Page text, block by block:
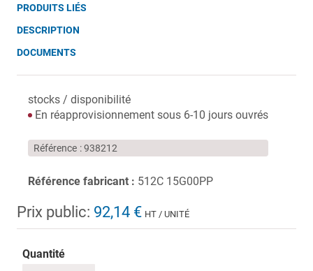
PRODUITS LIÉS
DESCRIPTION
DOCUMENTS
stocks / disponibilité
En réapprovisionnement sous 6-10 jours ouvrés
Référence 938212
Référence fabricant : 512C 15G00PP
Prix public: 92,14 € HT / UNITÉ
Quantité